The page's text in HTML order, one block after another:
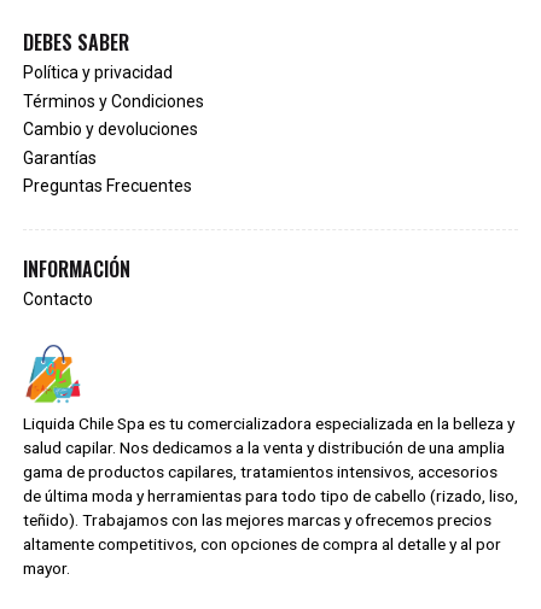
DEBES SABER
Política y privacidad
Términos y Condiciones
Cambio y devoluciones
Garantías
Preguntas Frecuentes
INFORMACIÓN
Contacto
Liquida Chile Spa es tu comercializadora especializada en la belleza y
salud capilar. Nos dedicamos a la venta y distribución de una amplia
gama de productos capilares, tratamientos intensivos, accesorios
de última moda y herramientas para todo tipo de cabello (rizado, liso,
teñido). Trabajamos con las mejores marcas y ofrecemos precios
altamente competitivos, con opciones de compra al detalle y al por
mayor.